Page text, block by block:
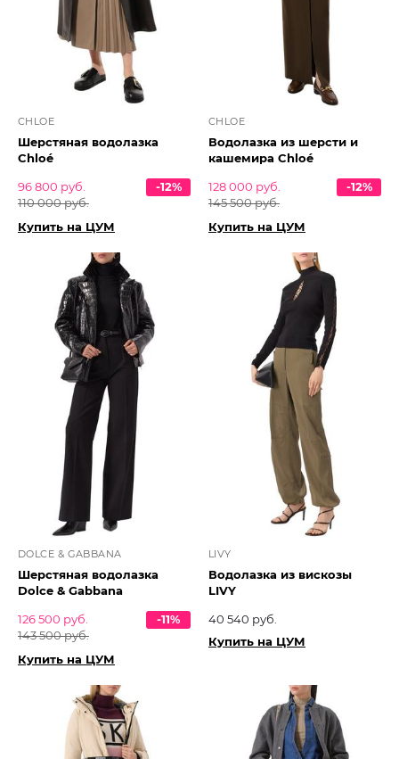
CHLOE
Шерстяная водолазка
Chloé
96 800 руб.
110 000 руб.
-12%
Купить на ЦУМ
CHLOE
Водолазка из шерсти и
кашемира Chloé
128 000 руб.
145 500 руб.
-12%
Купить на ЦУМ
DOLCE & GABBANA
Шерстяная водолазка
Dolce & Gabbana
126 500 руб.
143 500 руб.
-11%
Купить на ЦУМ
LIVY
Водолазка из вискозы
LIVY
40 540 руб.
Купить на ЦУМ